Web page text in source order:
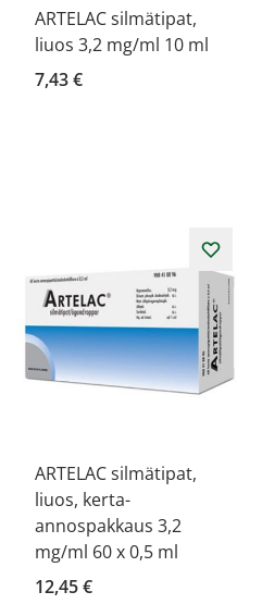
ARTELAC silmätipat,
liuos 3,2 mg/ml 10 ml
7,43 €
ARTELAC silmätipat,
liuos, kerta-
annospakkaus 3,2
mg/ml 60 x 0,5 ml
12,45 €